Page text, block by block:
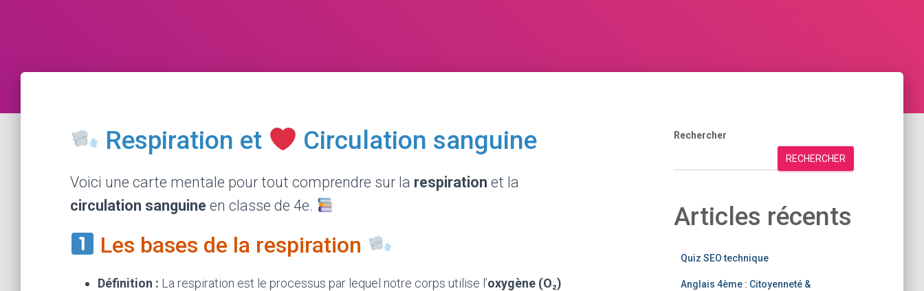
Respiration et Circulation sanguine
Voici une carte mentale pour tout comprendre sur la respiration et la
circulation sanguine en classe de 4e.
Les bases de la respiration
Définition : La respiration est le processus par lequel notre corps utilise l’oxygène (O₂)
Rechercher
RECHERCHER
Articles récents
Quiz SEO technique
Anglais 4ème : Citoyenneté &